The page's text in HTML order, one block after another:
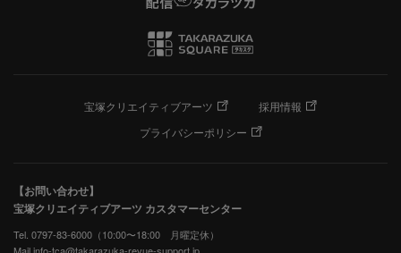
宝塚クリエイティブアーツ
採用情報
プライバシーポリシー
【お問い合わせ】
宝塚クリエイティブアーツ カスタマーセンター
Tel. 0797-83-6000（10:00〜18:00 月曜定休）